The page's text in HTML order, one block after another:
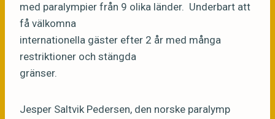
med paralympier från 9 olika länder. Underbart att
få välkomna
internationella gäster efter 2 år med många
restriktioner och stängda
gränser.
Jesper Saltvik Pedersen, den norske paralymp